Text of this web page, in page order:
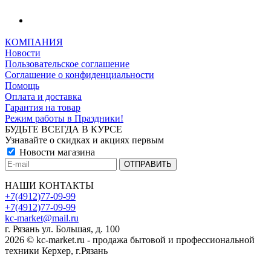
КОМПАНИЯ
Новости
Пользовательское соглашение
Соглашение о конфиденциальности
Помощь
Оплата и доставка
Гарантия на товар
Режим работы в Праздники!
БУДЬТЕ ВСЕГДА В КУРСЕ
Узнавайте о скидках и акциях первым
Новости магазина
НАШИ КОНТАКТЫ
+7(4912)77-09-99
+7(4912)77-09-99
kc-market@mail.ru
г. Рязань ул. Большая, д. 100
2026 © kc-market.ru - продажа бытовой и профессиональной
техники Керхер, г.Рязань